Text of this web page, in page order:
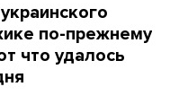
по-прежнему
что удалось